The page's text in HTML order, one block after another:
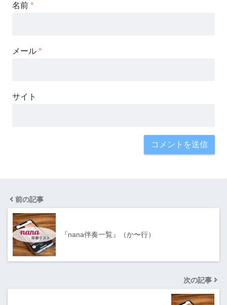
名前 *
メール *
サイト
前の記事
『nana伴奏一覧』（か〜行）
次の記事